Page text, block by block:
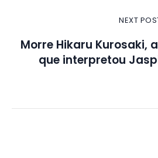
NEXT
Morre Hikaru Kurosaki,
que interpretou